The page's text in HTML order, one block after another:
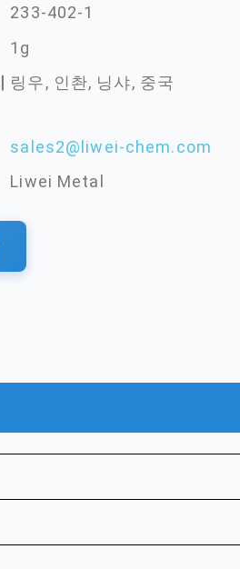
233-402-1
1g
링우, 인촨, 닝샤, 중국
sales2@liwei-chem.com
Liwei Metal